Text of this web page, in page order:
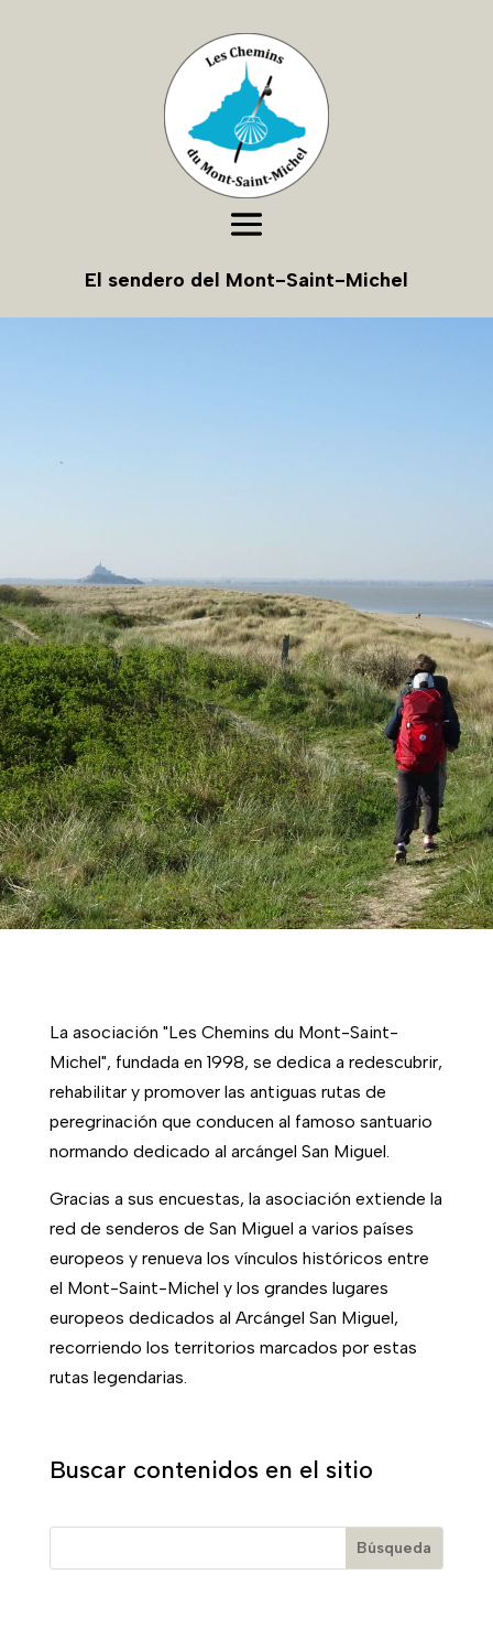
El sendero del Mont-Saint-Michel
La asociación "Les Chemins du Mont-Saint-
Michel", fundada en 1998, se dedica a redescubrir,
rehabilitar y promover las antiguas rutas de
peregrinación que conducen al famoso santuario
normando dedicado al arcángel San Miguel.
Gracias a sus encuestas, la asociación extiende la
red de senderos de San Miguel a varios países
europeos y renueva los vínculos históricos entre
el Mont-Saint-Michel y los grandes lugares
europeos dedicados al Arcángel San Miguel,
recorriendo los territorios marcados por estas
rutas legendarias.
Buscar contenidos en el sitio